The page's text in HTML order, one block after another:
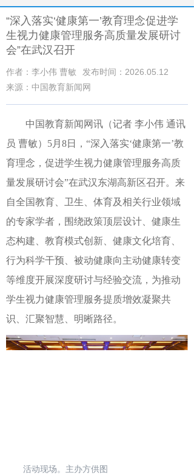
“深入落实‘健康第一’教育理念促进学
生视力健康管理服务高质量发展研讨
会”在武汉召开
作者：李小伟 曹敏
发布时间：2026.05.12
来源：中国教育新闻网
中国教育新闻网讯（记者 李小伟 通讯
员 曹敏） 5月 8日，“深入落实‘健康第一’教
育理念，促进学生视力健康管理服务高质
量发展研讨会”在武汉东湖高新区召开。来
自全国教育、 卫生
体育及相关行业领域
的专家学者，围绕政策顶层设计、健康生
态构建、教育模式创新、健康文化培育、
行为科学干预、 被动健康向主动健康转变
等维度开展深度研讨与经验交流，为推动
学生视力健康管理服务提质增效凝聚共
识、汇聚智慧、明晰路径。
活动现场。主办方供图